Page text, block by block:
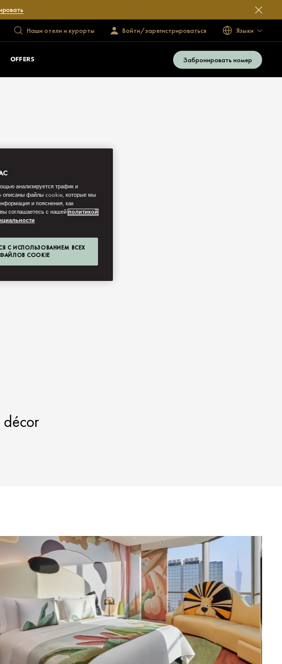
Наши отели и курорты Войти/зарегистрироваться Языки
OFFERS Забронировать номер
décor
анализируется трафик и
описаны файлы cookie, которые мы
и пояснения, как
соглашаетесь с нашей политикой
С ИСПОЛЬЗОВАНИЕМ ВСЕХ
ФАЙЛОВ COOKIE